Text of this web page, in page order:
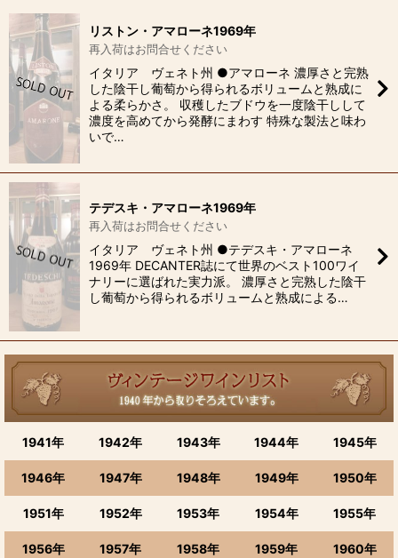
並び順:
絞り込む
リストン・アマローネ1969年
再入荷はお問合せください
イタリア ヴェネト州 ●アマローネ 濃厚さと完熟
した陰干し葡萄から得られるボリュームと熟成に
よる柔らかさ。 収穫したブドウを一度陰干しして
濃度を高めてから発酵にまわす 特殊な製法と味わ
いで…
テデスキ・アマローネ1969年
再入荷はお問合せください
イタリア ヴェネト州 ●テデスキ・アマローネ
1969年 DECANTER誌にて世界のベスト100ワイ
ナリーに選ばれた実力派。 濃厚さと完熟した陰干
し葡萄から得られるボリュームと熟成による…
1941年 1942年 1943年 1944年 1945年
1946年 1947年 1948年 1949年 1950年
1951年 1952年 1953年 1954年 1955年
1956年 1957年 1958年 1959年 1960年